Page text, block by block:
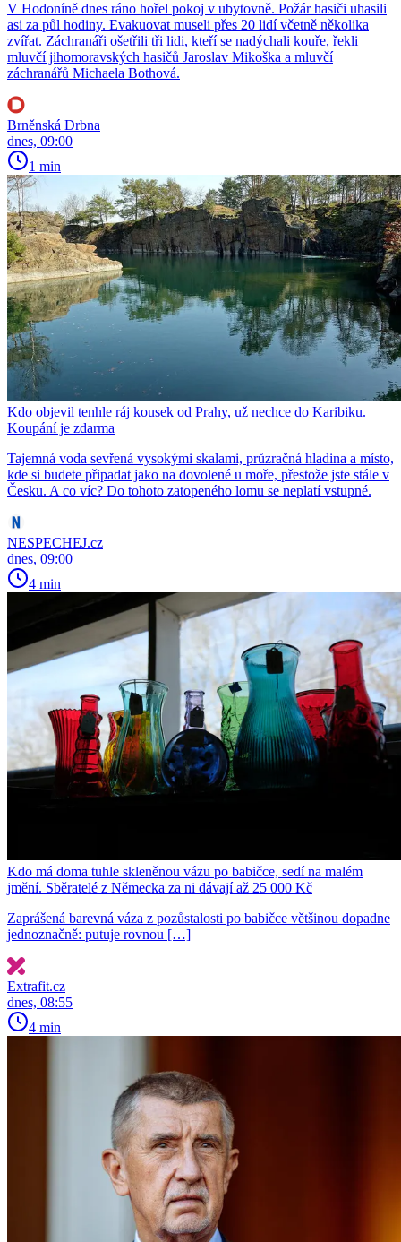
V Hodoníně dnes ráno hořel pokoj v ubytovně. Požár hasiči uhasili
asi za půl hodiny. Evakuovat museli přes 20 lidí včetně několika
zvířat. Záchranáři ošetřili tři lidi, kteří se nadýchali kouře, řekli
mluvčí jihomoravských hasičů Jaroslav Mikoška a mluvčí
záchranářů Michaela Bothová.
Brněnská Drbna
dnes, 09:00
1 min
Kdo objevil tenhle ráj kousek od Prahy, už nechce do Karibiku.
Koupání je zdarma
Tajemná voda sevřená vysokými skalami, průzračná hladina a místo,
kde si budete připadat jako na dovolené u moře, přestože jste stále v
Česku. A co víc? Do tohoto zatopeného lomu se neplatí vstupné.
NESPECHEJ.cz
dnes, 09:00
4 min
Kdo má doma tuhle skleněnou vázu po babičce, sedí na malém
jmění. Sběratelé z Německa za ni dávají až 25 000 Kč
Zaprášená barevná váza z pozůstalosti po babičce většinou dopadne
jednoznačně: putuje rovnou […]
Extrafit.cz
dnes, 08:55
4 min